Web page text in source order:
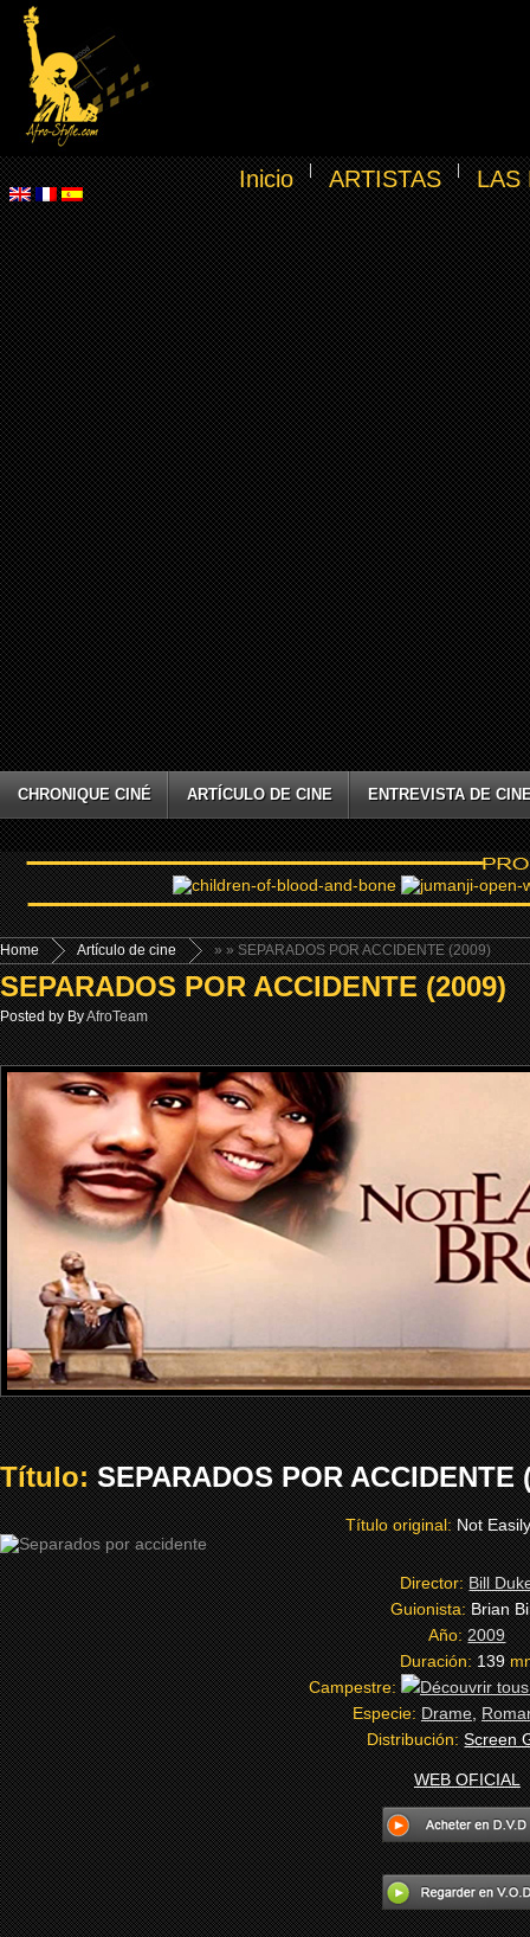
Inicio ARTISTAS LAS
CHRONIQUE CINÉ ARTÍCULO DE CINE ENTREVISTA DE
Home »
Artículo de cine » SEPARADOS POR ACCIDENTE (2009)
SEPARADOS POR ACCIDENTE (2009)
Posted by ByAfroTeam
Título:SEPARADOS POR ACCIDENTE
Título original:Not
Director:Bill
Guionista:Brian
Año:2009
Duración:139
Campestre:
Especie:Drame,
Distribución:Screen
WEB OFICIAL